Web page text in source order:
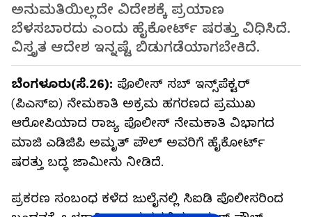
ಅನುಮತಿಯಿಲ್ಲದೇ ವಿದೇಶಕ್ಕೆ ಪ್ರಯಾಣ
ಬೆಳಸಬಾರದು ಎಂದು ಹೈಕೋರ್ಟ್‌ ಷರತ್ತು ವಿಧಿಸಿದೆ.
ವಿಸ್ತೃತ ಆದೇಶ ಇನ್ನಷ್ಟೆ ಬಿಡುಗಡೆಯಾಗಬೇಕಿದೆ.
ಬೆಂಗಳೂರು(ಸೆ.26): ಪೊಲೀಸ್ ಸಬ್ ಇನ್ಸ್‌ಪೆಕ್ಟರ್‌
(ಪಿಎಸ್‌ಐ) ನೇಮಕಾತಿ ಅಕ್ರಮ ಹಗರಣದ ಪ್ರಮುಖ
ಆರೋಪಿಯಾದ ರಾಜ್ಯ ಪೊಲೀಸ್‌ ನೇಮಕಾತಿ ವಿಭಾಗದ
ಮಾಜಿ ಎಡಿಜಿಪಿ ಅಮೃತ್‌ ಪೌಲ್ ಅವರಿಗೆ ಹೈಕೋರ್ಟ್‌
ಷರತ್ತು ಬದ್ಧ ಜಾಮೀನು ನೀಡಿದೆ.
ಪ್ರಕರಣ ಸಂಬಂಧ ಕಳೆದ ಜುಲೈನಲ್ಲಿ ಸಿಐಡಿ ಪೊಲೀಸರಿಂದ